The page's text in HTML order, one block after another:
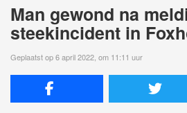
Man gewond na
steekincident in
Geplaatst op 6 april 2022, om 11:11 uur